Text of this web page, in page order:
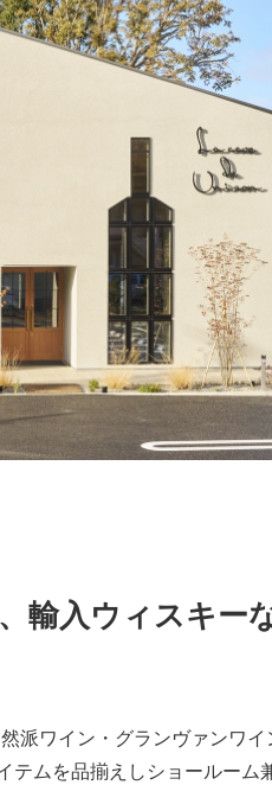
輸入ウィスキー
派ワイン・グランヴァンワイ
テムを品揃えしショールーム